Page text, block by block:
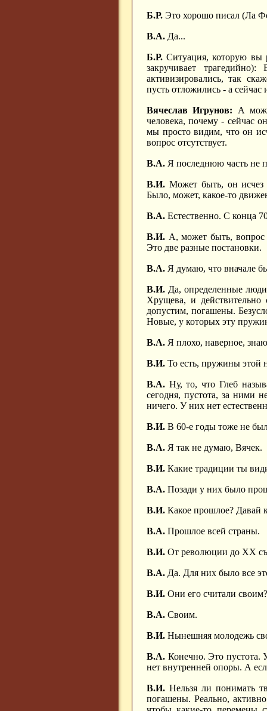
Б.Р. Это хорошо писал (Ла
В.А. Да...
Б.Р. Ситуация, которую вы
закручивает
активизировались, так
пусть отложились - а
Вячеслав Игрунов: А
человека, почему - сейчас
мы просто видим, что он
вопрос отсутствует.
В.А. Я последнюю часть не
В.И. Может быть, он исчез
Было, может, какое-то
В.А. Естественно. С конца
В.И. А, может быть, вопрос
Это две разные постановки.
В.А. Я думаю, что вначале
В.И. Да, определенные
Хрущева, и
допустим, погашены.
Новые, у которых эту
В.А. Я плохо, наверное,
В.И. То есть, пружины этой
В.А. Ну, то, что Глеб
сегодня, пустота, за ними
ничего. У них нет
В.И. В 60-е годы тоже не
В.А. Я так не думаю, Вячек.
В.И. Какие традиции ты
В.А. Позади у них было
В.И. Какое прошлое? Давай
В.А. Прошлое всей страны.
В.И. От революции до ХХ
В.А. Да. Для них было все
В.И. Они его считали своим?
В.А. Своим.
В.И. Нынешняя молодежь
В.А. Конечно. Это
нет внутренней опоры. А
В.И. Нельзя ли понимать
погашены. Реально,